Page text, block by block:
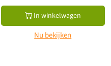
In winkelwagen
Nu bekijken